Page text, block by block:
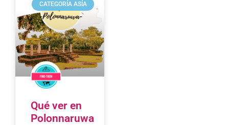
CATEGORÍA ASÍA
Qué ver en
Polonnaruwa